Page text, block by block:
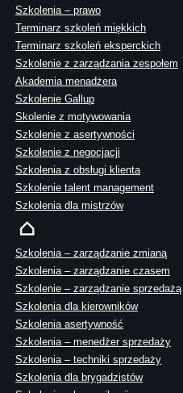
Szkolenia – prawo
Terminarz szkoleń miękkich
Terminarz szkoleń eksperckich
Szkolenie z zarządzania zespołem
Akademia menadżera
Szkolenie Gallup
Skolenie z motywowania
Szkolenie z asertywności
Szkolenie z negocjacji
Szkolenia z obsługi klienta
Szkolenie talent management
Szkolenia dla mistrzów
Szkolenia – zarządzanie zmianą
Szkolenia – zarządzanie czasem
Szkolenie – zarządzanie sprzedażą
Szkolenia dla kierowników
Szkolenia asertywność
Szkolenia – menedżer sprzedaży
Szkolenia – techniki sprzedaży
Szkolenia dla brygadzistów